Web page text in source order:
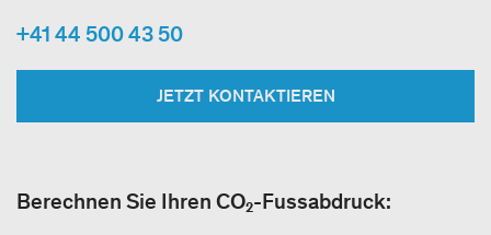
+41 44 500 43 50
JETZT KONTAKTIEREN
Berechnen Sie Ihren CO₂-Fussabdruck: